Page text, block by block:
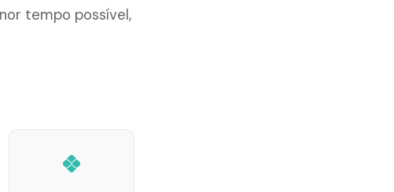
tempo possível,